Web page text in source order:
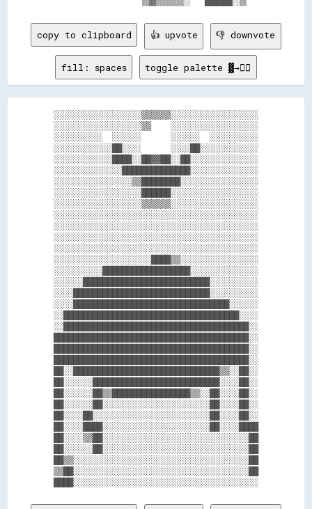
copy to clipboard 👍 upvote 👎 downvote
fill: spaces toggle palette ▓→✊🏽
░░░░░░░░░░░░░░░░░░▒▒▒▒▒▒░░░░░░░░░░░░░░░░░░
░░░░░░░░░░░░░░░░░░▒▒    ░░░░░░░░░░░░░░░░░░
░░░░░░░░░░  ░░░░░░      ░░░░░░  ░░░░░░░░░░
░░░░░░░░░░░░██░░░░      ░░░░██░░░░░░░░░░░░
░░░░░░░░░░░░████░░██▓▓██░░██░░░░░░░░░░░░░░
░░░░░░░░░░░░░░██████████████░░░░░░░░░░░░░░
░░░░░░░░░░░░░░░░▒▒████████░░░░░░░░░░░░░░░░
░░░░░░░░░░░░░░░░░░██████░░░░░░░░░░░░░░░░░░
░░░░░░░░░░░░░░░░░░▒▒▒▒▒▒░░░░░░░░░░░░░░░░░░
░░░░░░░░░░░░░░░░░░░░░░░░░░░░░░░░░░░░░░░░░░
░░░░░░░░░░░░░░░░░░░░░░░░░░░░░░░░░░░░░░░░░░
░░░░░░░░░░░░░░░░░░░░░░░░░░░░░░░░░░░░░░░░░░
░░░░░░░░░░░░░░░░░░░░░░░░░░░░░░░░░░░░░░░░░░
░░░░░░░░░░░░░░░░░░░░████▒▒░░░░░░░░░░░░░░░░
░░░░░░░░░░██████████████████░░░░░░░░░░░░░░
░░░░░░██████████████████████████░░░░░░░░░░
░░░░████████████████████████████░░░░░░░░░░
░░░░████████████████████████████████░░░░░░
░░████████████████████████████████████░░░░
░░██████████████████████████████████████░░
████████████████████████████████████████░░
████████████████████████████████████████░░
████████████████████████████████████████░░
██░░██████████████████████████████▒▒░░██░░
██░░░░░░██████████████████████████░░░░██░░
██░░░░░░██▒▒████████████████▒▒░░██░░░░██░░
██░░░░░░██░░░░░░░░░░░░░░░░░░░░░░██░░░░██░░
██░░░░██░░░░░░░░░░░░░░░░░░░░░░░░██░░░░██░░
██░░░░████░░░░░░░░░░░░░░░░░░░░░░██░░░░████
██░░░░▒▒██░░░░░░░░░░░░░░░░░░░░░░░░░░░░░░██
██░░░░░░██░░░░░░░░░░░░░░░░░░░░░░░░░░░░░░██
██▒▒░░░░░░░░░░░░░░░░░░░░░░░░░░░░░░░░░░░░██
▒▒██░░░░░░░░░░░░░░░░░░░░░░░░░░░░░░░░░░░░██